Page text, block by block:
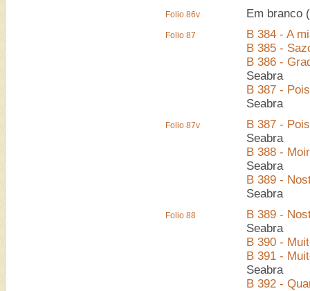
Folio 86v Em branco
Folio 87
B 384 - A
B 385 -
B 386 -
Seabra
B 387 -
Seabra
Folio 87v
B 387 -
Seabra
B 388 -
Seabra
B 389 -
Seabra
Folio 88
B 389 -
Seabra
B 390 -
B 391 -
Seabra
B 392 -